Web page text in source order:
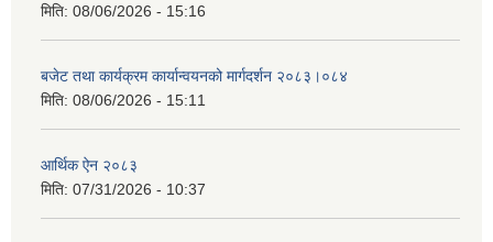
मिति: 08/06/2026 - 15:16
बजेट तथा कार्यक्रम कार्यान्वयनको मार्गदर्शन २०८३।०८४
मिति: 08/06/2026 - 15:11
आर्थिक ऐन २०८३
मिति: 07/31/2026 - 10:37